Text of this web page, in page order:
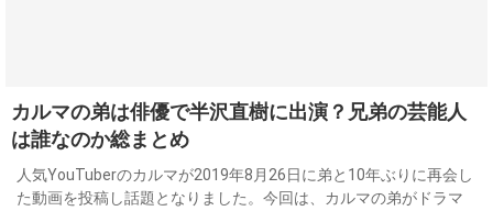
カルマの弟は俳優で半沢直樹に出演？兄弟の芸能人
は誰なのか総まとめ
人気YouTuberのカルマが2019年8月26日に弟と10年ぶりに再会し
た動画を投稿し話題となりました。今回は、カルマの弟がドラマ